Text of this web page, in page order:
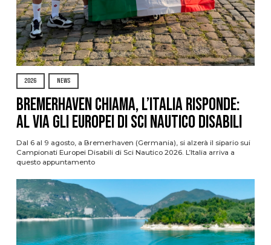
2026 NEWS
Bremerhaven chiama, l’Italia risponde:
al via gli Europei di Sci Nautico Disabili
Dal 6 al 9 agosto, a Bremerhaven (Germania), si alzerà il sipario sui
Campionati Europei Disabili di Sci Nautico 2026. L’Italia arriva a
questo appuntamento